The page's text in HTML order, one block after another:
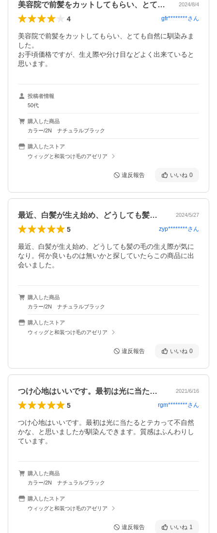
美容院で前髪をカットしてもらい、とても… 2024/8/4
4 gfr********さん
美容院で前髪をカットしてもらい、とても自然に馴染みま
した。
お手頃価格ですが、生え際や分け目などよく出来ていると
思います。
投稿者情報
50代
購入した商品
カラー/2N ナチュラルブラック
購入したストア
ウィッグと和装つけ毛のアゼリア
違反報告 いいね 0
最近、白髪が生え始め、どうしても髪の毛… 2024/5/27
5 zyp********さん
最近、白髪が生え始め、どうしても髪の毛の生え際が気に
なり。何か良いものは無いかと探していたらこの商品に出
会いました。
購入した商品
カラー/2N ナチュラルブラック
購入したストア
ウィッグと和装つけ毛のアゼリア
違反報告 いいね 0
つけ心地はいいです。最初は光に当たると… 2021/6/16
5 rgm********さん
つけ心地はいいです。最初は光に当たるとテカって不自然
かな、と思いましたが馴染んできます。質感はふんわりし
ています。
購入した商品
カラー/2N ナチュラルブラック
購入したストア
ウィッグと和装つけ毛のアゼリア
違反報告 いいね 1